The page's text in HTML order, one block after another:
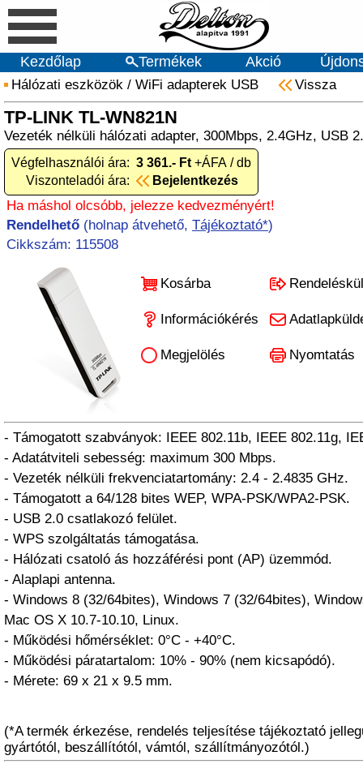
Kezdőlap Termékek Akció
Hálózati eszközök / WiFi adapterek USB Vissza
TP-LINK TL-WN821N
Vezeték nélküli hálózati adapter, 300Mbps, 2.4GHz, USB
Végfelhasználói ára: 3 361.- Ft +ÁFA / db
Viszonteladói ára:
Bejelentkezés
Ha máshol olcsóbb, jelezze kedvezményért!
Rendelhető (holnap átvehető, Tájékoztató*)
Cikkszám: 115508
Kosárba
Információkérés
Megjelölés Nyomtatás
- Támogatott szabványok: IEEE 802.11b, IEEE 802.11g,
- Adatátviteli sebesség: maximum 300 Mbps.
- Vezeték nélküli frekvenciatartomány: 2.4 - 2.4835 GHz.
- Támogatott a 64/128 bites WEP, WPA-PSK/WPA2-PSK.
- USB 2.0 csatlakozó felület.
- WPS szolgáltatás támogatása.
- Hálózati csatoló ás hozzáférési pont (AP) üzemmód.
- Alaplapi antenna.
- Windows 8 (32/64bites), Windows 7 (32/64bites),
Mac OS X 10.7-10.10, Linux.
- Működési hőmérséklet: 0°C - +40°C.
- Működési páratartalom: 10% - 90% (nem kicsapódó).
- Mérete: 69 x 21 x 9.5 mm.
(*A termék érkezése, rendelés teljesítése tájékoztató
gyártótól, beszállítótól, vámtól, szállítmányozótól.)